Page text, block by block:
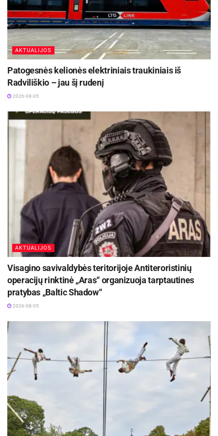
vieta.
„Žmonės dažnai mano, kad rakinama laiptinė yra
saugi vieta laikyti dviratį, tačiau realybėje į ją patekti
nėra sudėtinga. Taip pat pasitaiko atvejų, kai
dviračiai ilgam paliekami lauke, prie parduotuvių ar
biurų, naudojant nepakankamai saugias spynas“, –
teigia V. Bužokaitė.
Tai, kad vagys naudojasi gyventojų neatsargumu, pastebi ir dviračių
parduotuvės bei serviso „Dviračių arena“ vadovas Robertas Jasiulevičius.
Praktikoje matome, kad vagys labai greitai pastebi
reguliariai tose pačiose vietose paliekamus
dviračius. Turėjome atvejį, kai brangus dviratis buvo
pavogtas net iš trečio aukšto balkono Žvėryno
mikrorajone“, – sako jis.
Anot eksperto, viena didžiausių klaidų – taupymas apsaugos
priemonėms.
„Labai dažnai žmonės renkasi pigias trosines
spynas, kurias galima nukirpti vos per kelias
sekundes. Jei žmogus investuoja į kokybišką ar
apsaugai. Didžiausias dviračių spynų gamintojas
Europoje ABUS rekomenduoja dviračio apsaugai
skirti apie 10 proc. jo vertės“, – pabrėžia R.
Jasiulevičius.
Pasak jo, šiandien patikimiausiais sprendimais laikomos U formos
spynos, storos grūdinto plieno grandinės bei papildomos apsaugos
priemonės – GPS sekikliai ar signalizacijos.
AKTUALIJOS
Patogesnės kelionės elektriniais traukiniais iš
Radviliškio – jau šį rudenį
2026-08-05
AKTUALIJOS
Visagino savivaldybės teritorijoje Antiteroristinių
operacijų rinktinė „Aras“ organizuoja tarptautines
pratybas „Baltic Shadow“
2026-08-05